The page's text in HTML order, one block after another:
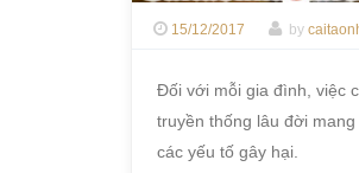
15/12/2017 by
Đối với mỗi gia đình, việc
truyền thống lâu đời
các yếu tố gây hại.